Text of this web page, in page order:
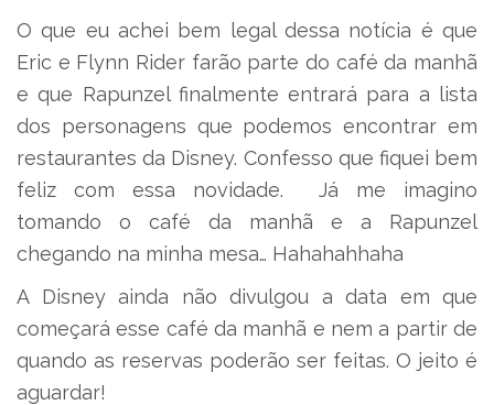
O que eu achei bem legal dessa notícia é que
Eric e Flynn Rider farão parte do café da manhã
e que Rapunzel finalmente entrará para a lista
dos personagens que podemos encontrar em
restaurantes da Disney. Confesso que fiquei bem
feliz com essa novidade. Já me imagino
tomando o café da manhã e a Rapunzel
chegando na minha mesa… Hahahahhaha
A Disney ainda não divulgou a data em que
começará esse café da manhã e nem a partir de
quando as reservas poderão ser feitas. O jeito é
aguardar!